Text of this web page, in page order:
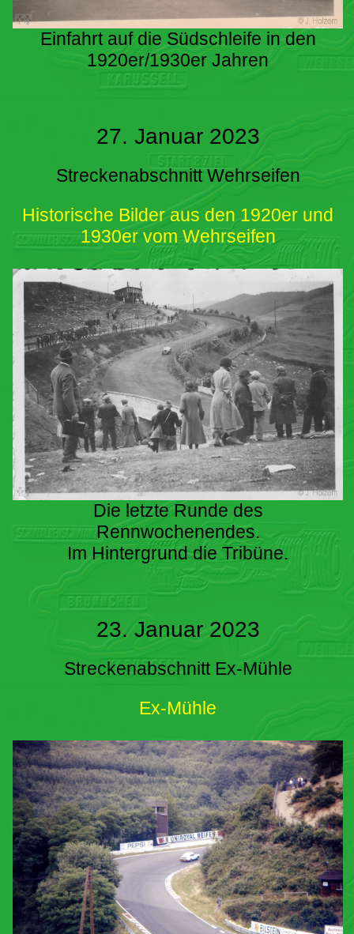
Einfahrt auf die Südschleife in den
1920er/1930er Jahren
27. Januar 2023
Streckenabschnitt Wehrseifen
Historische Bilder aus den 1920er und
1930er vom Wehrseifen
Die letzte Runde des
Rennwochenendes.
Im Hintergrund die Tribüne.
23. Januar 2023
Streckenabschnitt Ex-Mühle
Ex-Mühle